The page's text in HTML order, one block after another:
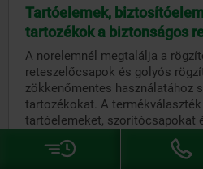
Tartóelemek,
tartozékok a biztonságos
A norelemnél megtalálja a
reteszelőcsapok és golyós
zökkenőmentes használatához
tartozékokat. A
tartóelemeket, szorítócsapokat
tartalmaz:
A rögzítő készletek